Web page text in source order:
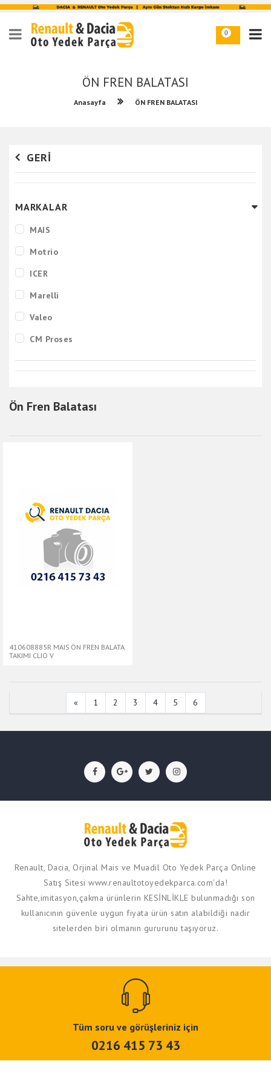
0
ÖN FREN BALATASI
Anasayfa ÖN FREN BALATASI
GERI
MARKALAR
MAIS
Motrio
ICER
Marelli
Valeo
CM Proses
Ferodo
Bosch
Ön Fren Balatası
410608885R MAIS ÖN FREN BALATA
TAKIMI CLIO V
« 1 2 3 4 5 6
Renault, Dacia, Orjinal Mais ve Muadil Oto Yedek Parça Online
Satış Sitesi www.renaultotoyedekparca.com'da!
Sahte,imitasyon,çakma ürünlerin KESİNLİKLE bulunmadığı son
kullanıcının güvenle uygun fiyata ürün satın alabildiği nadir
sitelerden biri olmanın gururunu taşıyoruz.
Tüm soru ve görüşleriniz için
0216 415 73 43